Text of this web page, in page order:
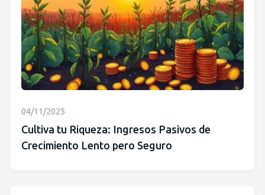
04/11/2025
Cultiva tu Riqueza: Ingresos Pasivos de
Crecimiento Lento pero Seguro